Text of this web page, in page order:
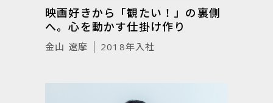
映画好きから「観たい！」の裏側
へ。心を動かす仕掛け作り
金山 遼摩 2018年入社